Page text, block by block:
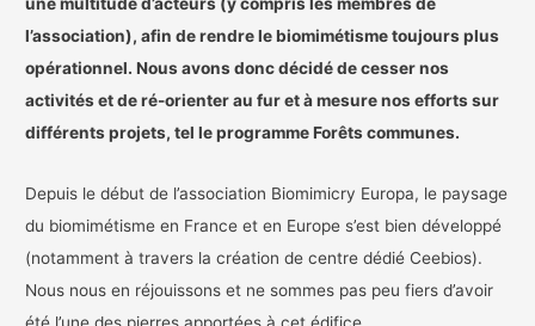
l’association), afin de rendre le biomimétisme toujours plus
opérationnel. Nous avons donc décidé de cesser nos
activités et de ré-orienter au fur et à mesure nos efforts sur
différents projets, tel le programme Forêts communes.
Depuis le début de l’association Biomimicry Europa, le paysage
du biomimétisme en France et en Europe s’est bien développé
(notamment à travers la création de centre dédié Ceebios).
Nous nous en réjouissons et ne sommes pas peu fiers d’avoir
été l’une des pierres apportées à cet édifice.